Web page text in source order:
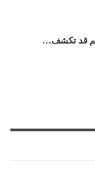
قد تكشف…